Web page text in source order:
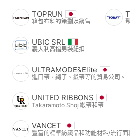
TOPRUN
箱包布料的策劃及銷售
UBIC SRL
義大利高檔男裝紐扣
ULTRAMODE&Elite
進口帶、繩子、緞帶等的貿易公司。
UNITED RIBBONS
Takaramoto Shoji緞帶和帶
VANCET
豐富的標準紡織品和功能材料/流行面